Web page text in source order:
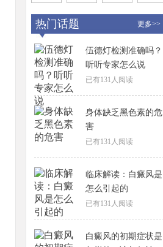
热门话题 更多>>
伍德灯检测准确吗？
听听专家怎么说
已有131 人阅读
身体缺乏黑色素的危
害
已有131 人阅读
临床解读：白癜风是
怎么引起的
已有131 人阅读
白癜风的初期症状是